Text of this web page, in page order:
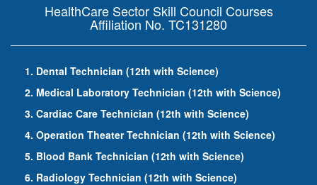
HealthCare Sector Skill Council Courses
Affiliation No. TC131280
1. Dental Technician (12th with Science)
2. Medical Laboratory Technician (12th with Science)
3. Cardiac Care Technician (12th with Science)
4. Operation Theater Technician (12th with Science)
5. Blood Bank Technician (12th with Science)
6. Radiology Technician (12th with Science)